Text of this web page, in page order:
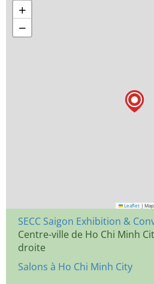
+
−
Leaflet |
SECC Saigon Exhibition &
Centre-ville de Ho Chi Minh
droite
Salons à Ho Chi Minh City